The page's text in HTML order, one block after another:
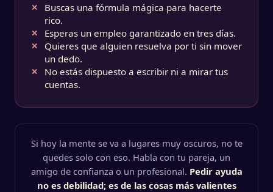
✕
Buscas una fórmula mágica para hacerte
rico.
✕ Esperas un empleo garantizado en tres días.
✕
Quieres que alguien resuelva por ti sin mover
un dedo.
✕
No estás dispuesto a escribir ni a mirar tus
cuentas.
Si hoy la mente se va a lugares muy oscuros, no te
quedes solo con eso. Habla con tu pareja, un
amigo de confianza o un profesional. Pedir ayuda
no es debilidad; es de las cosas más valientes